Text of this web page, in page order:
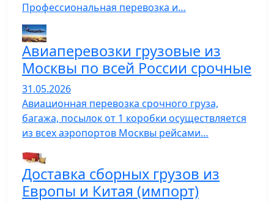
Профессиональная перевозка и…
Авиаперевозки грузовые из
Москвы по всей России срочные
31.05.2026
Авиационная перевозка срочного груза,
багажа, посылок от 1 коробки осуществляется
из всех аэропортов Москвы рейсами…
Доставка сборных грузов из
Европы и Китая (импорт)